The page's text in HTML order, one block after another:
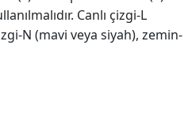
Canlı çizgi-L
N (mavi veya siyah), zemin-